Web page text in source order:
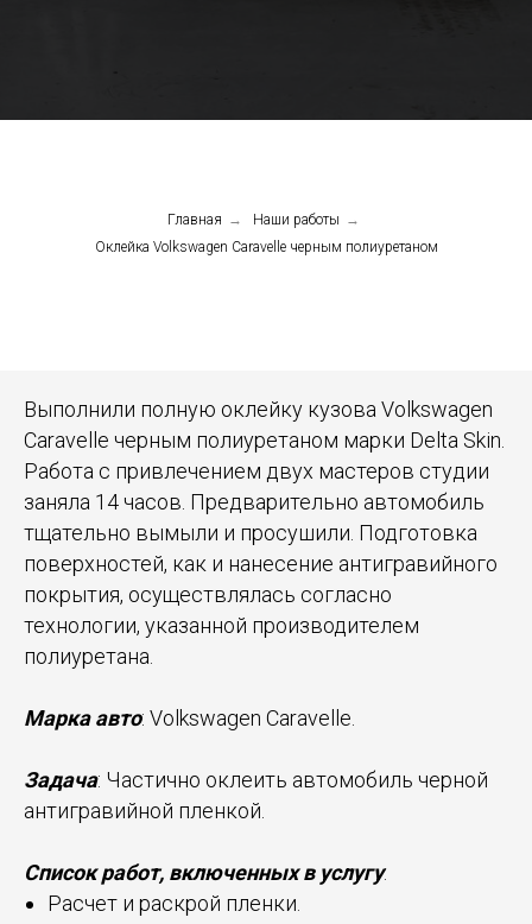
Главная → Наши работы →
Оклейка Volkswagen Caravelle черным полиуретаном
Выполнили полную оклейку кузова Volkswagen
Caravelle черным полиуретаном марки Delta Skin.
Работа с привлечением двух мастеров студии
заняла 14 часов. Предварительно автомобиль
тщательно вымыли и просушили. Подготовка
поверхностей, как и нанесение антигравийного
покрытия, осуществлялась согласно
технологии, указанной производителем
полиуретана.
Марка авто: Volkswagen Caravelle.
Задача: Частично оклеить автомобиль черной
антигравийной пленкой.
Список работ, включенных в услугу:
Расчет и раскрой пленки.